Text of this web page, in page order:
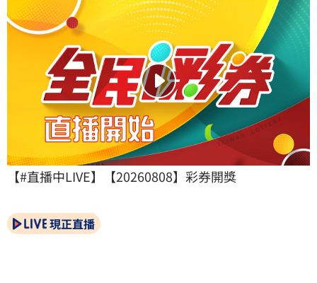
【#直播中LIVE】【20260808】彩券開獎
現正直播